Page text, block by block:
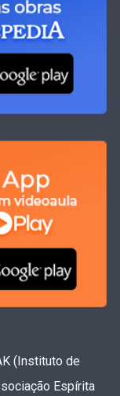
(Instituto de
Espírita